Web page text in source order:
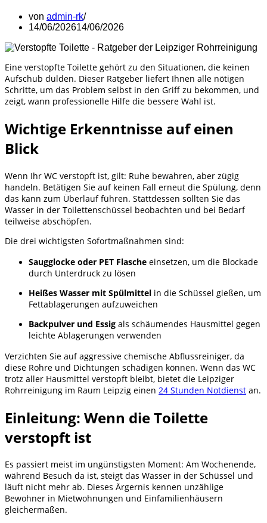
von admin-rk
14/06/202614/06/2026
Eine verstopfte Toilette gehört zu den Situationen, die keinen
Aufschub dulden. Dieser Ratgeber liefert Ihnen alle nötigen
Schritte, um das Problem selbst in den Griff zu bekommen, und
zeigt, wann professionelle Hilfe die bessere Wahl ist.
Wichtige Erkenntnisse auf einen
Blick
Wenn Ihr WC verstopft ist, gilt: Ruhe bewahren, aber zügig
handeln. Betätigen Sie auf keinen Fall erneut die Spülung, denn
das kann zum Überlauf führen. Stattdessen sollten Sie das
Wasser in der Toilettenschüssel beobachten und bei Bedarf
teilweise abschöpfen.
Die drei wichtigsten Sofortmaßnahmen sind:
Saugglocke oder PET Flasche einsetzen, um die Blockade
durch Unterdruck zu lösen
Heißes Wasser mit Spülmittel in die Schüssel gießen, um
Fettablagerungen aufzuweichen
Backpulver und Essig als schäumendes Hausmittel gegen
leichte Ablagerungen verwenden
Verzichten Sie auf aggressive chemische Abflussreiniger, da
diese Rohre und Dichtungen schädigen können. Wenn das WC
trotz aller Hausmittel verstopft bleibt, bietet die Leipziger
Rohrreinigung im Raum Leipzig einen 24 Stunden Notdienst an.
Einleitung: Wenn die Toilette
verstopft ist
Es passiert meist im ungünstigsten Moment: Am Wochenende,
während Besuch da ist, steigt das Wasser in der Schüssel und
läuft nicht mehr ab. Dieses Ärgernis kennen unzählige
Bewohner in Mietwohnungen und Einfamilienhäusern
gleichermaßen.